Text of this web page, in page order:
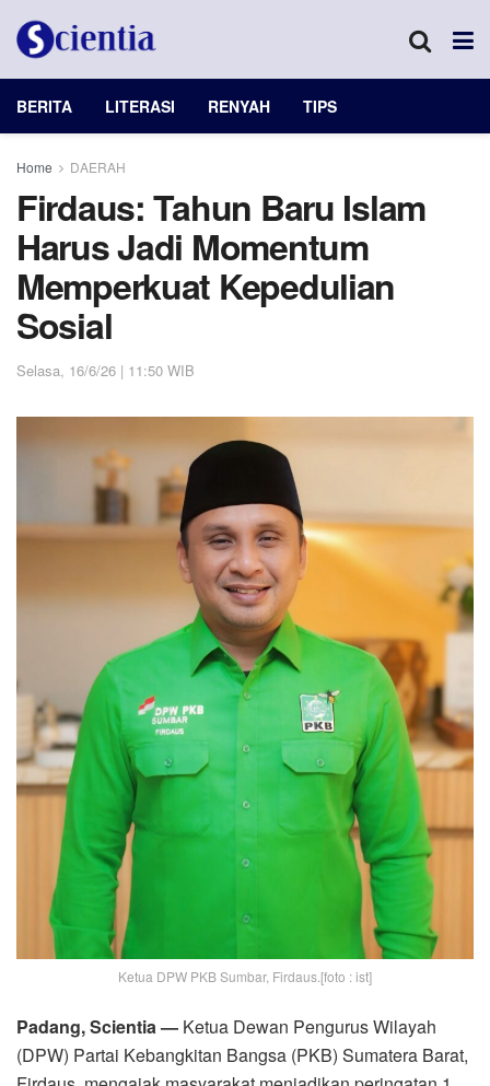
BERITA LITERASI RENYAH TIPS
Home DAERAH
Firdaus: Tahun Baru Islam
Harus Jadi Momentum
Memperkuat Kepedulian
Sosial
Selasa, 16/6/26 | 11:50 WIB
Ketua DPW PKB Sumbar, Firdaus.[foto : ist]
Padang, Scientia — Ketua Dewan Pengurus Wilayah
(DPW) Partai Kebangkitan Bangsa (PKB) Sumatera Barat,